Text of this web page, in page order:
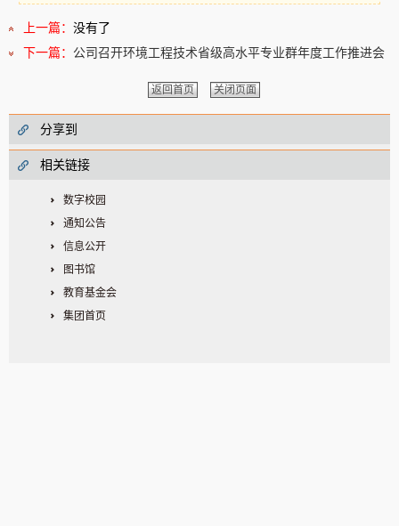
上一篇： 没有了
下一篇： 公司召开环境工程技术省级高水平专业群年度工作推进会
返回首页 关闭页面
分享到
相关链接
数字校园
通知公告
信息公开
图书馆
教育基金会
集团首页